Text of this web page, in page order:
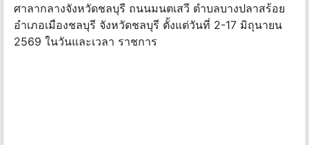
ศาลากลางจังหวัดชลบุรี ถนนมนตเสวี ตําบลบางปลาสร้อย
อําเภอเมืองชลบุรี จังหวัดชลบุรี ตั้งแต่วันที่ 2-17 มิถุนายน
2569 ในวันและเวลา ราชการ